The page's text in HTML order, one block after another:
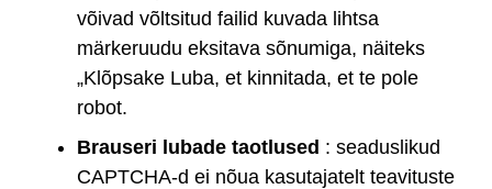
võivad võltsitud failid kuvada lihtsa
märkeruudu eksitava sõnumiga, näiteks
„Klõpsake Luba, et kinnitada, et te pole
robot.
Brauseri lubade taotlused : seaduslikud
CAPTCHA-d ei nõua kasutajatelt teavituste